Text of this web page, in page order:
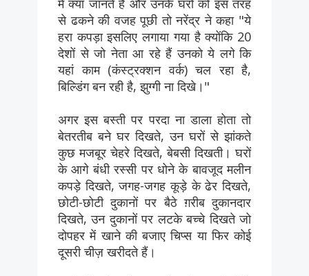
में क्या जानते हैं और उनके घरों को इस तरह
से ढकने की वजह पूछी तो नरेंद्र ने कहा "ये
हरा कपड़ा इसलिए लगाया गया है क्योंकि 20
देशों से जो नेता आ रहे हैं उनको ये लगे कि
यहां काम (कंस्ट्रक्शन वर्क) चल रहा है,
बिल्डिंग बन रही है, झुग्गी ना दिखे।"
अगर इस बस्ती पर परदा ना डाला होता तो
बेतरतीब बने घर दिखते, उन घरों से झांकते
कुछ मजबूर चेहरे दिखते, बेबसी दिखती। घरों
के आगे बंधी रस्सी पर धोने के बावजूद मलीन
कपड़े दिखते, जगह-जगह कूड़े के ढेर दिखते,
छोटी-छोटी दुकानों पर बैठे ग़रीब दुकानदार
दिखते, उन दुकानों पर लटके बच्चे दिखते जो
दोपहर में खाने की बजाए चिप्स या फिर कोई
दूसरी चीज़ खरीदते हैं।